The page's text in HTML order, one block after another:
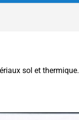
sol et thermique.